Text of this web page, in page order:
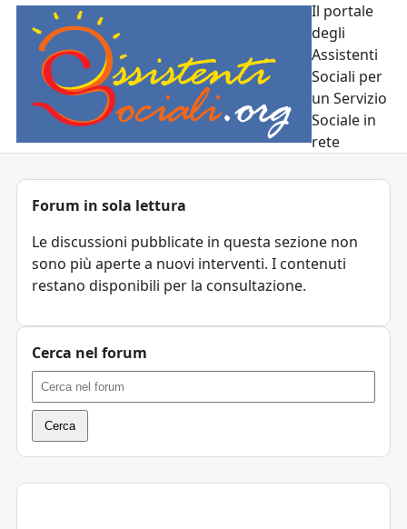
Il portale
degli
Assistenti
Sociali per
un Servizio
Sociale in
rete
Forum in sola lettura
Le discussioni pubblicate in questa sezione non
sono più aperte a nuovi interventi. I contenuti
restano disponibili per la consultazione.
Cerca nel forum
Cerca